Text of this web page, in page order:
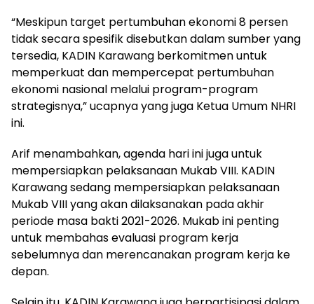
“Meskipun target pertumbuhan ekonomi 8 persen
tidak secara spesifik disebutkan dalam sumber yang
tersedia, KADIN Karawang berkomitmen untuk
memperkuat dan mempercepat pertumbuhan
ekonomi nasional melalui program-program
strategisnya,” ucapnya yang juga Ketua Umum NHRI
ini.
Arif menambahkan, agenda hari ini juga untuk
mempersiapkan pelaksanaan Mukab VIII. KADIN
Karawang sedang mempersiapkan pelaksanaan
Mukab VIII yang akan dilaksanakan pada akhir
periode masa bakti 2021-2026. Mukab ini penting
untuk membahas evaluasi program kerja
sebelumnya dan merencanakan program kerja ke
depan.